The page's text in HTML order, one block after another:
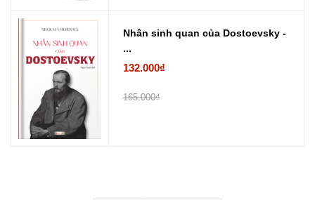
Nhân sinh quan của Dostoevsky -
...
132.000₫
165.000₫